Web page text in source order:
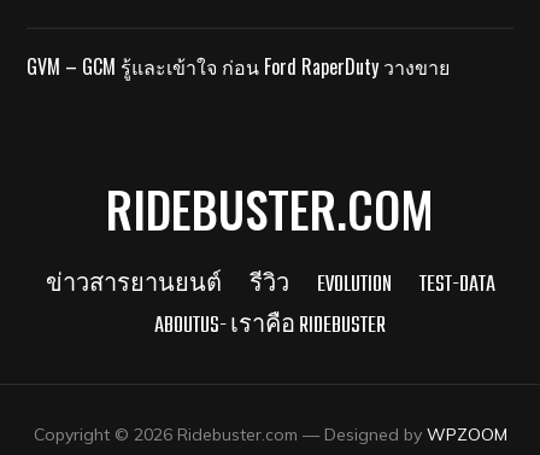
GVM – GCM รู้และเข้าใจ ก่อน Ford RaperDuty วางขาย
RIDEBUSTER.COM
ข่าวสารยานยนต์ รีวิว EVOLUTION
TEST-DATA
ABOUTUS- เราคือ RIDEBUSTER
Copyright © 2026 Ridebuster.com — Designed by WPZOOM